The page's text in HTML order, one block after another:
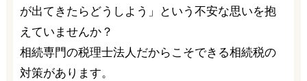
が出てきたらどうしよう」という不安な思いを抱
えていませんか？
相続専門の税理士法人だからこそできる相続税の
対策があります。